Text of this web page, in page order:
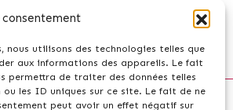
consentement
nous utilisons des technologies telles que
aux informations des appareils. Le fait
permettra de traiter des données telles
les ID uniques sur ce site. Le fait de ne
peut avoir un effet négatif sur